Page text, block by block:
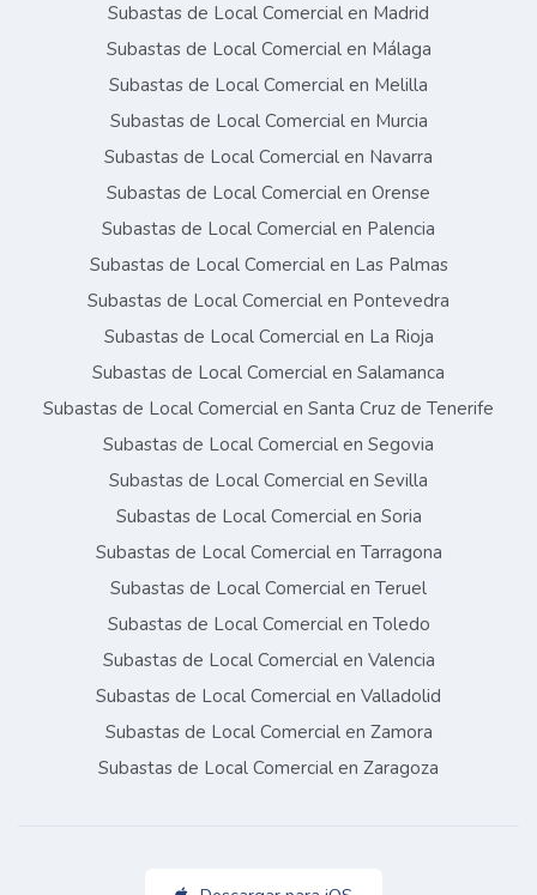
Subastas de Local Comercial en Madrid
Subastas de Local Comercial en Málaga
Subastas de Local Comercial en Melilla
Subastas de Local Comercial en Murcia
Subastas de Local Comercial en Navarra
Subastas de Local Comercial en Orense
Subastas de Local Comercial en Palencia
Subastas de Local Comercial en Las Palmas
Subastas de Local Comercial en Pontevedra
Subastas de Local Comercial en La Rioja
Subastas de Local Comercial en Salamanca
Subastas de Local Comercial en Santa Cruz de Tenerife
Subastas de Local Comercial en Segovia
Subastas de Local Comercial en Sevilla
Subastas de Local Comercial en Soria
Subastas de Local Comercial en Tarragona
Subastas de Local Comercial en Teruel
Subastas de Local Comercial en Toledo
Subastas de Local Comercial en Valencia
Subastas de Local Comercial en Valladolid
Subastas de Local Comercial en Zamora
Subastas de Local Comercial en Zaragoza